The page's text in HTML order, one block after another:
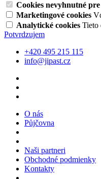
Cookies nevyhnutné
Marketingové cookies
Analytické cookies Tieto
Potvrdzujem
+420 495 215 115
info@jipast.cz
O nás
Půjčovna
Naši partneri
Obchodné podmienky
Kontakty